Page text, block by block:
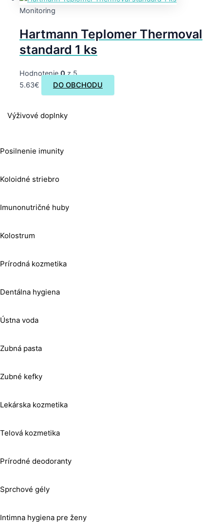
Výživové doplnky
Posilnenie imunity
Koloidné striebro
Imunonutričné huby
Kolostrum
Prírodná kozmetika
Dentálna hygiena
Ústna voda
Zubná pasta
Zubné kefky
Lekárska kozmetika
Telová kozmetika
Prírodné deodoranty
Sprchové gély
Intimna hygiena pre ženy
Monitoring
Hartmann Teplomer Thermoval
standard 1 ks
Hodnotenie0z 5
5.63€ DO OBCHODU